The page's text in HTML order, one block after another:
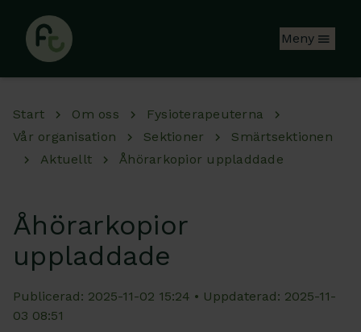
Meny
Start Om oss
Fysioterapeuterna
Vår organisation
Sektioner
Smärtsektionen
Aktuellt
Åhörarkopior uppladdade
Åhörarkopior
uppladdade
Publicerad: 2025-11-02 15:24 • Uppdaterad: 2025-11-
03 08:51